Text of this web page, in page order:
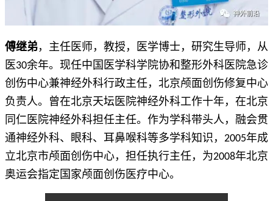
傅继弟，主任医师，教授，医学博士，研究生导师，从
医30余年。现任中国医学科学院协和整形外科医院急诊
创伤中心兼神经外科行政主任，北京颅面创伤修复中心
负责人。曾在北京天坛医院神经外科工作十年，在北京
同仁医院神经外科担任主任。作为学科带头人，融会贯
通神经外科、眼科、耳鼻喉科等多学科知识，2005年成
立北京市颅面创伤中心，担任执行主任，为2008年北京
奥运会指定国家颅面创伤医疗中心。